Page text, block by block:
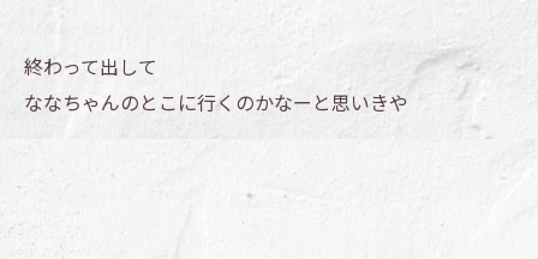
終わって出して
ななちゃんのとこに行くのかなーと思いきや